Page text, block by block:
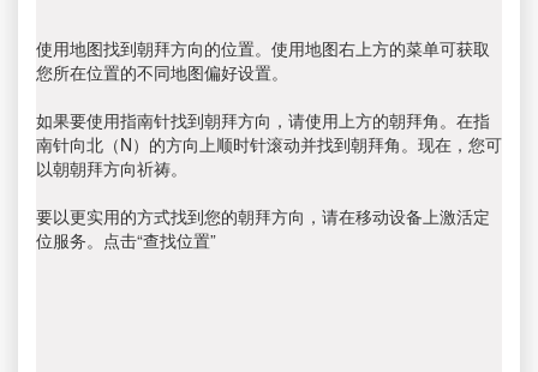
使用地图找到朝拜方向的位置。使用地图右上方的菜单可获取
您所在位置的不同地图偏好设置。
如果要使用指南针找到朝拜方向，请使用上方的朝拜角。在指
南针向北（N）的方向上顺时针滚动并找到朝拜角。现在，您可
以朝朝拜方向祈祷。
要以更实用的方式找到您的朝拜方向，请在移动设备上激活定
位服务。点击“查找位置”